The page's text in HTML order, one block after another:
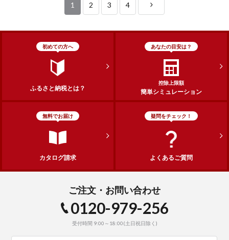
1 2 3 4
初めての方へ
ふるさと納税とは？
あなたの目安は？
控除上限額
簡単シミュレーション
無料でお届け
カタログ請求
疑問をチェック！
よくあるご質問
ご注文・お問い合わせ
0120-979-256
受付時間 9:00～18:00(土日祝日除く)